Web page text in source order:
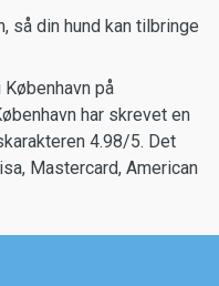
så din hund kan tilbringe
på
har skrevet en
4.98/5. Det
Mastercard, American